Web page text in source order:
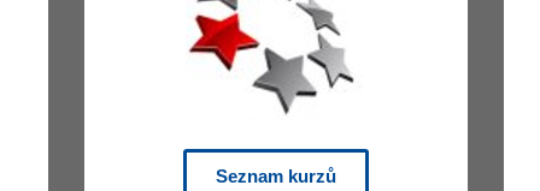
Seznam kurzů